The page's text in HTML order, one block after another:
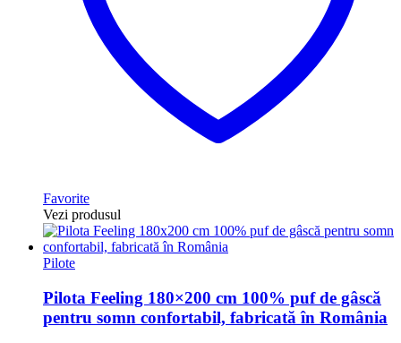
Favorite
Vezi produsul
Pilote
Pilota Feeling 180×200 cm 100% puf de gâscă
pentru somn confortabil, fabricată în România